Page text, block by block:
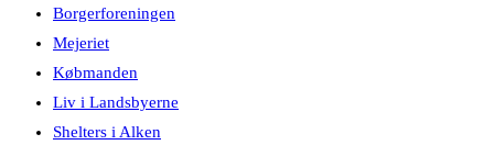
Borgerforeningen
Mejeriet
Købmanden
Liv i Landsbyerne
Shelters i Alken